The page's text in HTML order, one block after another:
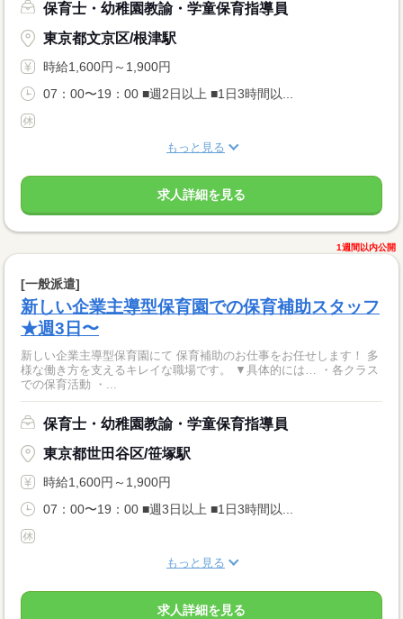
保育士・幼稚園教諭・学童保育指導員
東京都文京区/根津駅
時給1,600円～1,900円
07：00〜19：00 ■週2日以上 ■1日3時間以...
もっと見る
求人詳細を見る
1週間以内公開
[一般派遣]
新しい企業主導型保育園での保育補助スタッフ
★週3日〜
新しい企業主導型保育園にて 保育補助のお仕事をお任せします！ 多
様な働き方を支えるキレイな職場です。 ▼具体的には… ・各クラス
での保育活動 ・...
保育士・幼稚園教諭・学童保育指導員
東京都世田谷区/笹塚駅
時給1,600円～1,900円
07：00〜19：00 ■週3日以上 ■1日3時間以...
もっと見る
求人詳細を見る